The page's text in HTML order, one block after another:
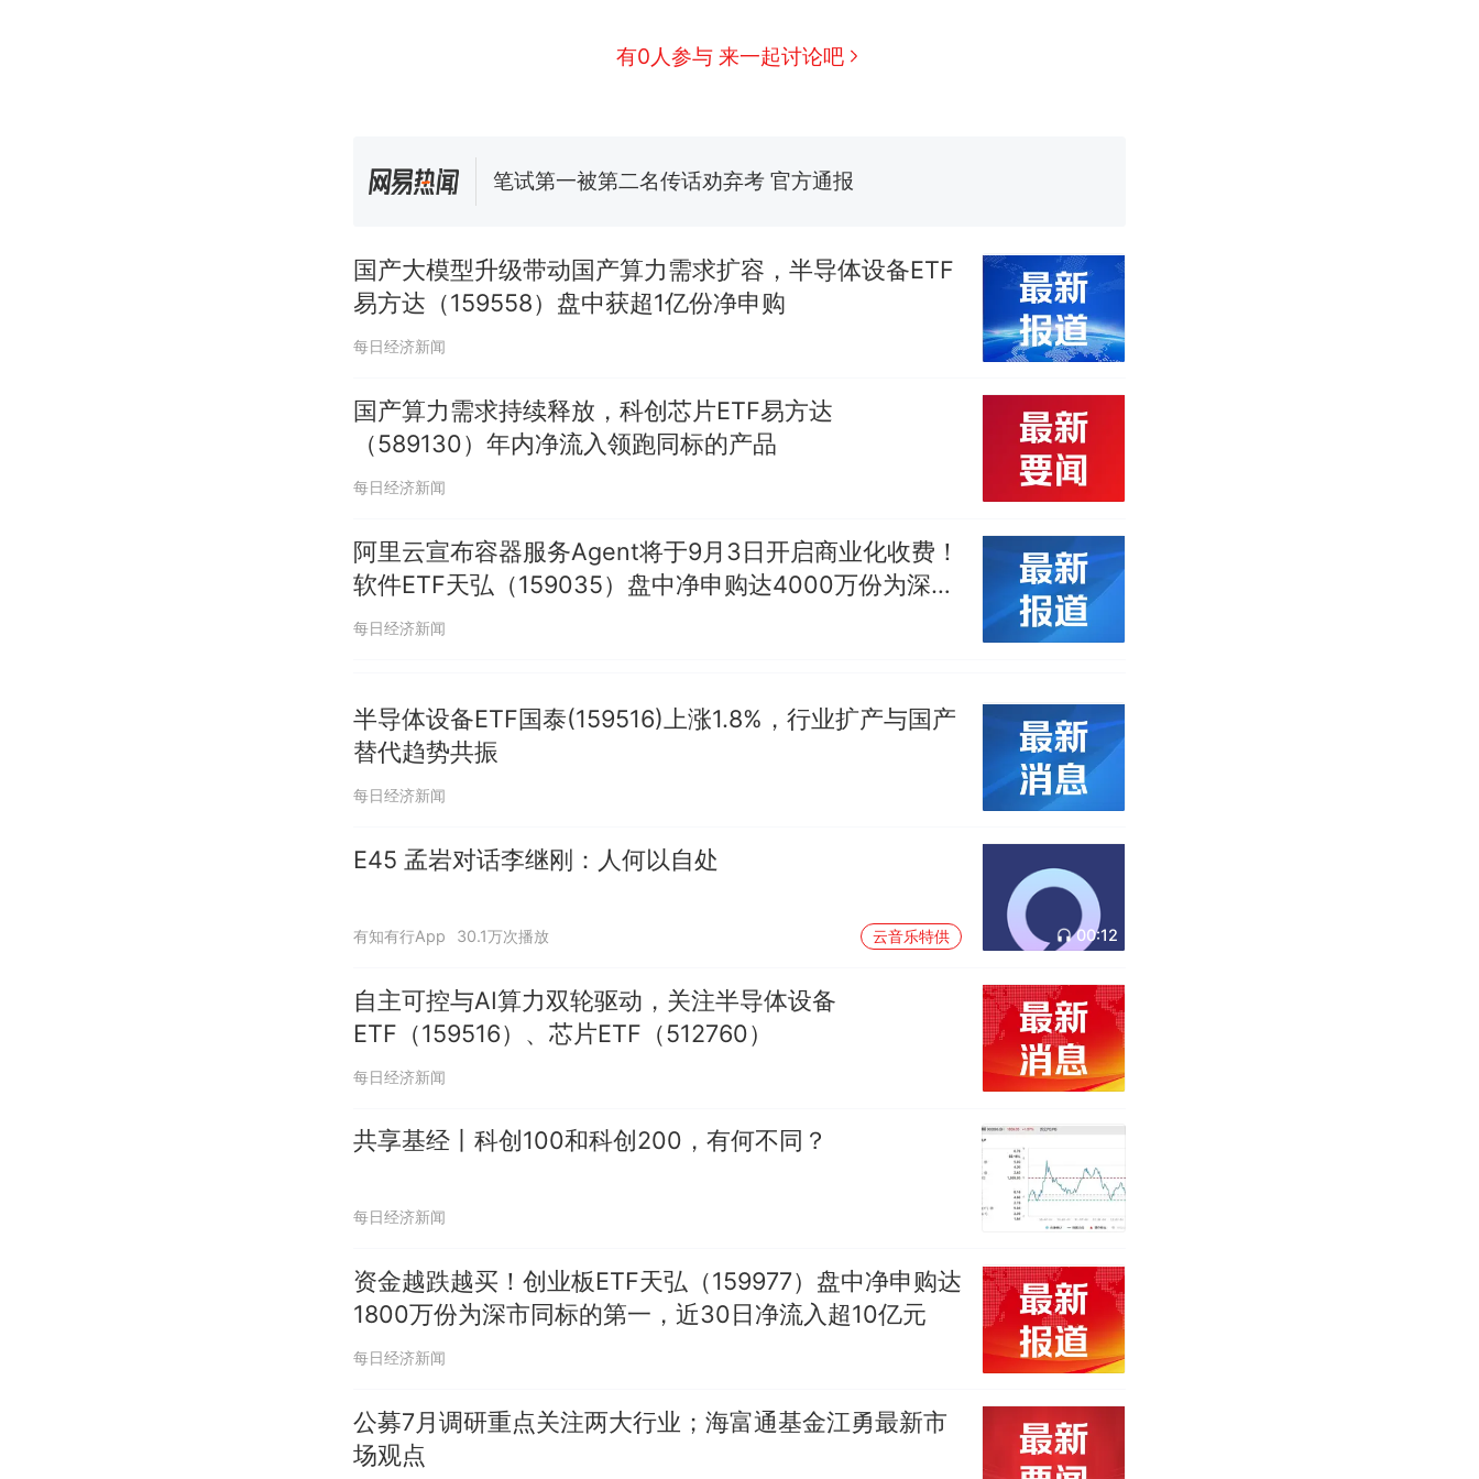
有0人参与 来一起讨论吧
美国渔民钓获鲨鱼徒手将其拽回大海 目击者直呼震惊 （视频来源：
热 那个在床头放菜刀的女孩，因老师一句“跟我回家”改写了人生
国产大模型升级带动国产算力需求扩容，半导体设备ETF
易方达（159558）盘中获超1亿份净申购
每日经济新闻
国产算力需求持续释放，科创芯片ETF易方达
（589130）年内净流入领跑同标的产品
每日经济新闻
阿里云宣布容器服务Agent将于9月3日开启商业化收费！
软件ETF天弘（159035）盘中净申购达4000万份为深市
同标的第一
每日经济新闻
半导体设备ETF国泰(159516)上涨1.8%，行业扩产与国产
替代趋势共振
每日经济新闻
E45 孟岩对话李继刚：人何以自处
有知有行App 30.1万次播放 云音乐特供 00:12
自主可控与AI算力双轮驱动，关注半导体设备
ETF（159516）、芯片ETF（512760）
每日经济新闻
共享基经丨科创100和科创200，有何不同？
每日经济新闻
资金越跌越买！创业板ETF天弘（159977）盘中净申购达
1800万份为深市同标的第一，近30日净流入超10亿元
每日经济新闻
公募7月调研重点关注两大行业；海富通基金江勇最新市
场观点